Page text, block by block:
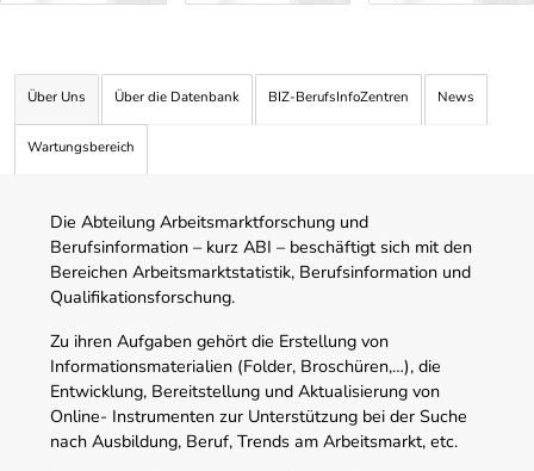
Über Uns Über die Datenbank BIZ-BerufsInfoZentren News
Wartungsbereich
Die Abteilung Arbeitsmarktforschung und
Berufsinformation – kurz ABI – beschäftigt sich mit den
Bereichen Arbeitsmarktstatistik, Berufsinformation und
Qualifikationsforschung.
Zu ihren Aufgaben gehört die Erstellung von
Informationsmaterialien (Folder, Broschüren,…), die
Entwicklung, Bereitstellung und Aktualisierung von
Online- Instrumenten zur Unterstützung bei der Suche
nach Ausbildung, Beruf, Trends am Arbeitsmarkt, etc.